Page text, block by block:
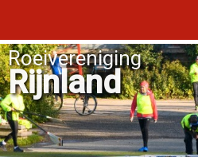
Roeivereniging
Rijnland